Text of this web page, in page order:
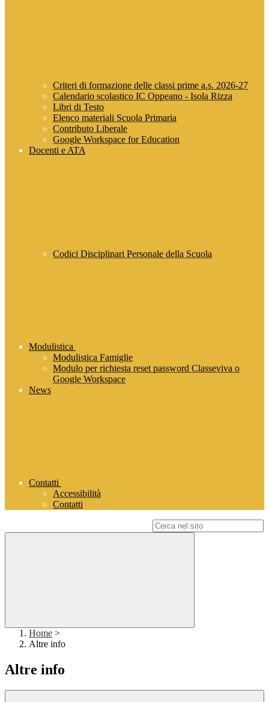
Criteri di formazione delle classi prime a.s. 2026-27
Calendario scolastico IC Oppeano - Isola Rizza
Libri di Testo
Elenco materiali Scuola Primaria
Contributo Liberale
Google Workspace for Education
Docenti e ATA
Codici Disciplinari Personale della Scuola
Modulistica
Modulistica Famiglie
Modulo per richiesta reset password Classeviva o
Google Workspace
News
Contatti
Accessibilità
Contatti
Home >
Altre info
Altre info